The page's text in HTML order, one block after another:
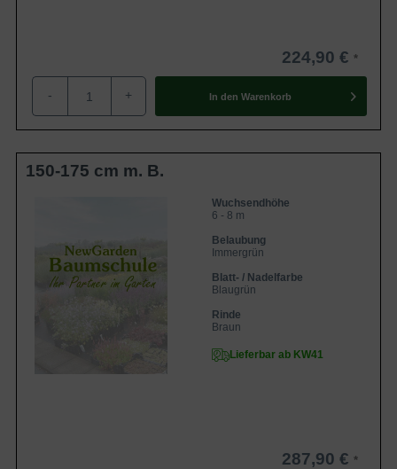
224,90 €
- + In den Warenkorb
150-175 cm m. B.
Wuchsendhöhe
6 - 8 m
Belaubung
Immergrün
Blatt- / Nadelfarbe
Blaugrün
Rinde
Braun
Lieferbar ab KW41
287,90 €